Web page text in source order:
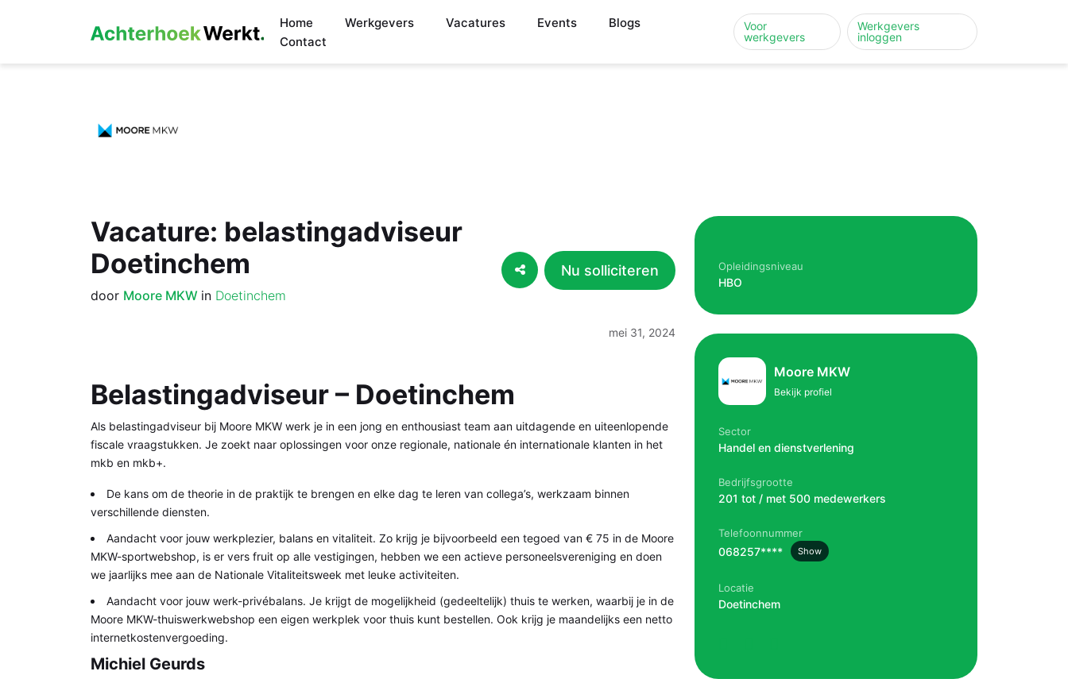
Home Werkgevers Vacatures Events
Blogs
Contact
Voor
werkgevers
Werkgevers
inloggen
Vacature: belastingadviseur
Doetinchem
door Moore MKW in Doetinchem
Nu solliciteren
mei 31, 2024
Belastingadviseur – Doetinchem
Als belastingadviseur bij Moore MKW werk je in een jong en enthousiast team aan uitdagende en uiteenlopende
fiscale vraagstukken. Je zoekt naar oplossingen voor onze regionale, nationale én internationale klanten in het
mkb en mkb+.
De kans om de theorie in de praktijk te brengen en elke dag te leren van collega’s, werkzaam binnen
verschillende diensten.
Aandacht voor jouw werkplezier, balans en vitaliteit. Zo krijg je bijvoorbeeld een tegoed van € 75 in de Moore
MKW-sportwebshop, is er vers fruit op alle vestigingen, hebben we een actieve personeelsvereniging en doen
we jaarlijks mee aan de Nationale Vitaliteitsweek met leuke activiteiten.
Aandacht voor jouw werk-privébalans. Je krijgt de mogelijkheid (gedeeltelijk) thuis te werken, waarbij je in de
Moore MKW-thuiswerkwebshop een eigen werkplek voor thuis kunt bestellen. Ook krijg je maandelijks een netto
internetkostenvergoeding.
Michiel Geurds
Opleidingsniveau
HBO
Moore MKW
Bekijk profiel
Sector
Handel en dienstverlening
Bedrijfsgrootte
201 tot / met 500 medewerkers
Telefoonnummer
068257**** Show
Locatie
Doetinchem